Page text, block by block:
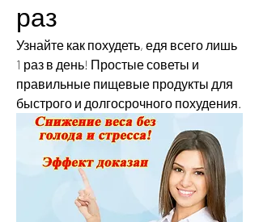
раз
Узнайте как похудеть, едя всего лишь
1 раз в день! Простые советы и
правильные пищевые продукты для
быстрого и долгосрочного похудения.